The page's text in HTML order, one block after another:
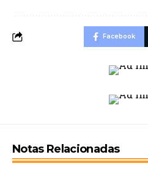
Facebook
Notas Relacionadas